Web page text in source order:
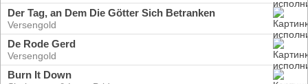
Der Tag, an Dem Die Götter Sich Betranken
Versengold
De Rode Gerd
Versengold
Burn It Down